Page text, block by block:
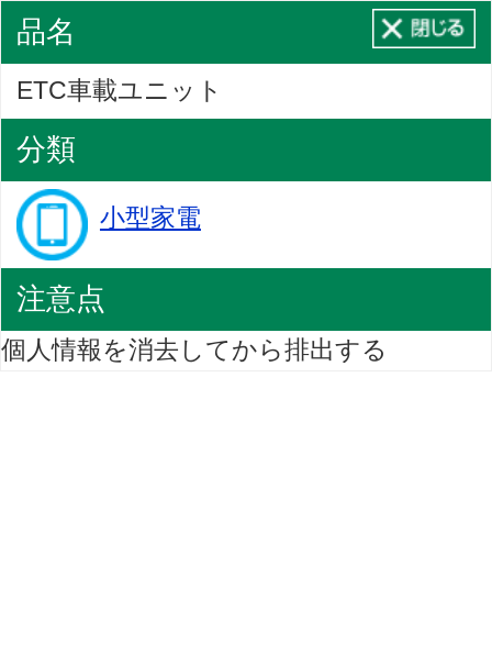
品名
ETC車載ユニット
分類
小型家電
注意点
個人情報を消去してから排出する